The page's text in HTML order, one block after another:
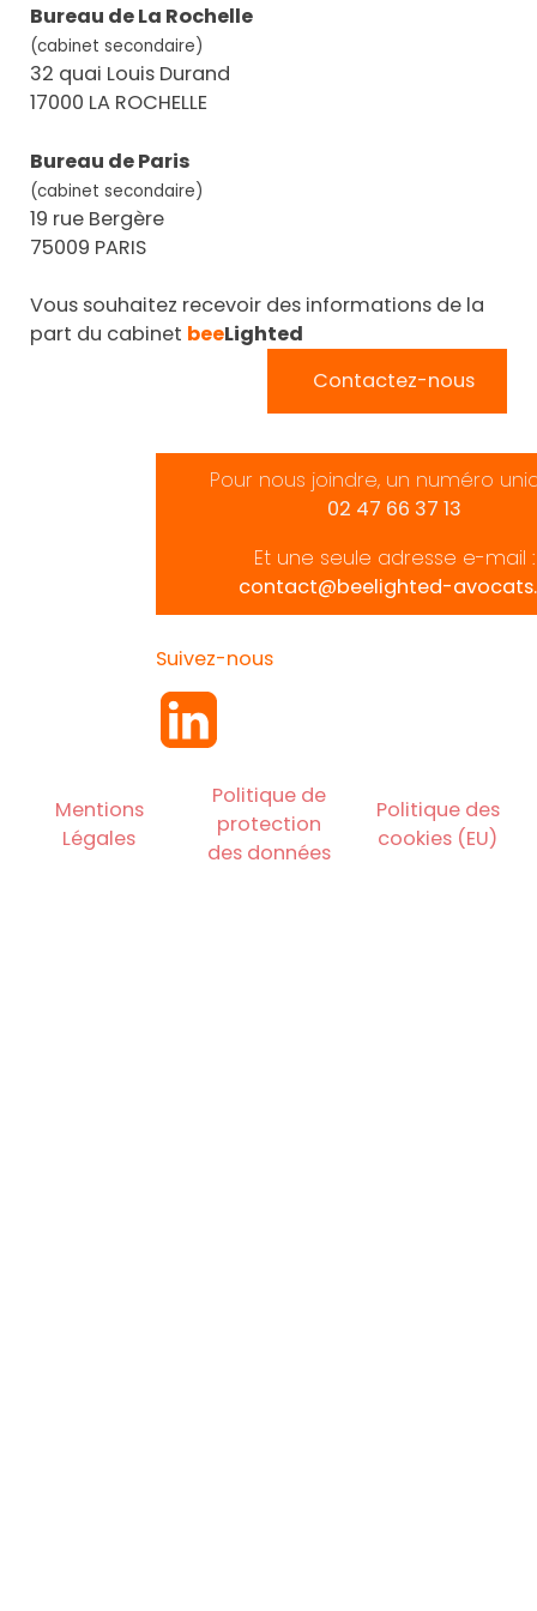
Bureau de La Rochelle
(cabinet secondaire)
32 quai Louis Durand
17000 LA ROCHELLE
Bureau de Paris
(cabinet secondaire)
19 rue Bergère
75009 PARIS
Vous souhaitez recevoir des informations de la
part du cabinet beeLighted
Contactez-nous
Pour nous joindre, un numéro
02 47 66 37 13
Et une seule adresse e-mail :
contact@beelighted-
Suivez-nous
Mentions
Légales
Politique de
protection
des données
Politique des
cookies (EU)